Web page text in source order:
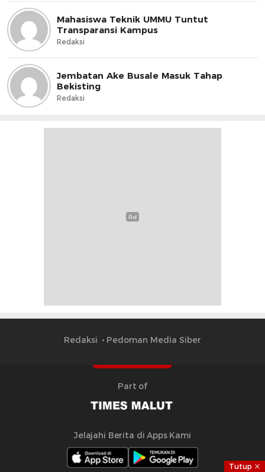
Mahasiswa Teknik UMMU Tuntut
Transparansi Kampus
Redaksi
Jembatan Ake Busale Masuk Tahap
Bekisting
Redaksi
Redaksi Pedoman Media Siber
Part of
Jelajahi Berita di Apps Kami
Tutup